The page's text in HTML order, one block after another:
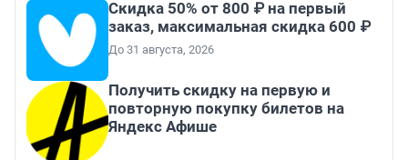
Скидка 50% от 800 ₽ на первый
заказ, максимальная скидка 600 ₽
До 31 августа, 2026
Получить скидку на первую и
повторную покупку билетов на
Яндекс Афише